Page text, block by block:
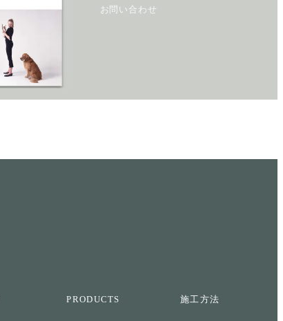
お問い合わせ
PRODUCTS 施工方法